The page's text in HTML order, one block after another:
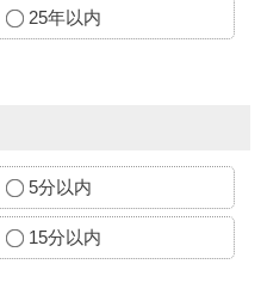
25年以内
5分以内
15分以内